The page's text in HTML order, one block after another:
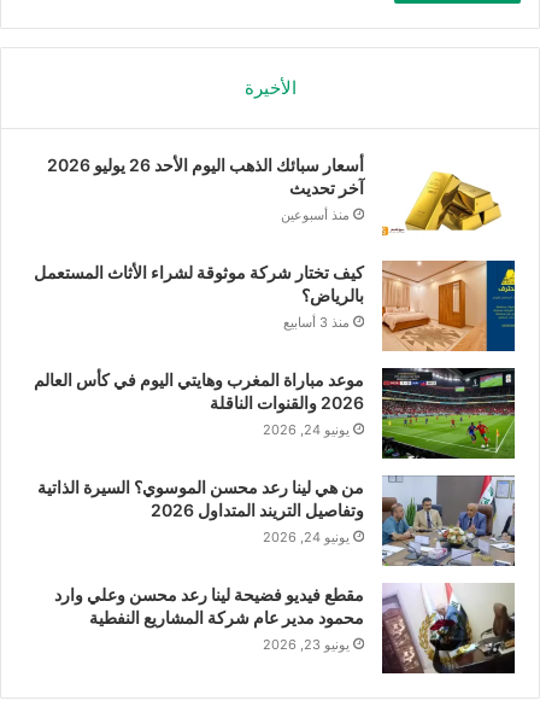
الأخيرة
أسعار سبائك الذهب اليوم الأحد 26 يوليو 2026
آخر تحديث
منذ أسبوعين
كيف تختار شركة موثوقة لشراء الأثاث المستعمل
بالرياض؟
منذ 3 أسابيع
موعد مباراة المغرب وهايتي اليوم في كأس العالم
2026 والقنوات الناقلة
يونيو 24, 2026
من هي لينا رعد محسن الموسوي؟ السيرة الذاتية
وتفاصيل التريند المتداول 2026
يونيو 24, 2026
مقطع فيديو فضيحة لينا رعد محسن وعلي وارد
محمود مدير عام شركة المشاريع النفطية
يونيو 23, 2026